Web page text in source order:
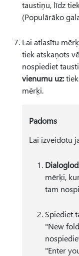
taustiņu, līdz
(Populārāko
Lai atlasītu
tiek atskaņots
nospiediet
vienumu uz:tiek
mērķi.
Padoms
Lai izveidotu
mērķi,
tam
Spiediet
"New
"Enter